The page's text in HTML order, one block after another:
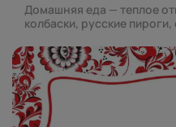
Домашняя еда — теплое
колбаски, русские